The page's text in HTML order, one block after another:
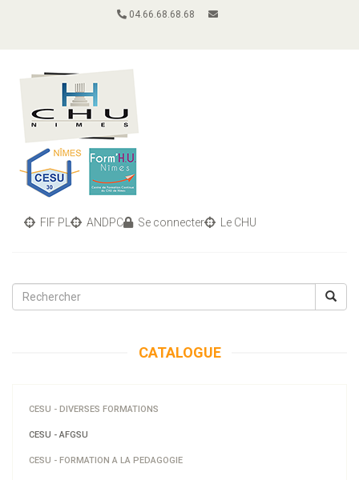
04.66.68.68.68
FIF PL ANDPC Se connecter Le CHU
Toggle
CATALOGUE
CESU - DIVERSES FORMATIONS
CESU - AFGSU
CESU - FORMATION A LA PEDAGOGIE